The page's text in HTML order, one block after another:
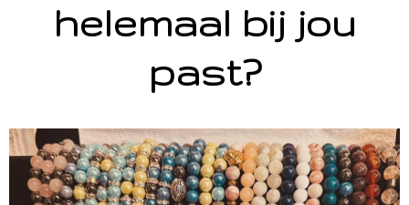
helemaal bij jou
past?